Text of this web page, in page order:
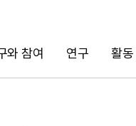
와 참여 연구 활동